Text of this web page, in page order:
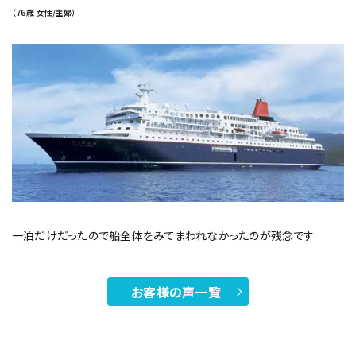
（76歳 女性/主婦）
一泊だけだったので船全体をみてまわれなかったのが残念です
お客様の声一覧